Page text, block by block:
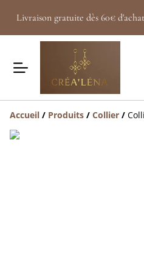
Livraison gratuite dès 60€
Accueil / Produits / Collier /